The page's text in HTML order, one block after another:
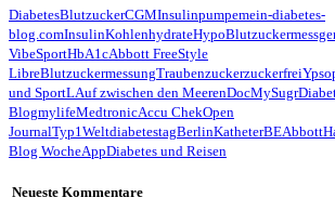
DiabetesBlutzuckerCGMInsulinpumpemein-diabetes-
blog.comInsulinKohlenhydrateHypo
VibeSportHbA1cAbbott FreeStyle
LibreBlutzuckermessungTraubenzuckerzuckerfrei
und SportLAuf zwischen den MeerenDocMySugr
BlogmylifeMedtronicAccu ChekOpen
JournalTyp1WeltdiabetestagBerlinKatheterBEAbbott
Blog WocheAppDiabetes und Reisen
Neueste Kommentare